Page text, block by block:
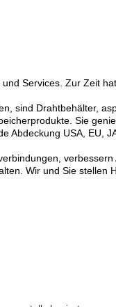
Services. Zur Zeit
sind Drahtbehälter,
Sie
USA, EU,
verbessern
Wir und Sie stellen